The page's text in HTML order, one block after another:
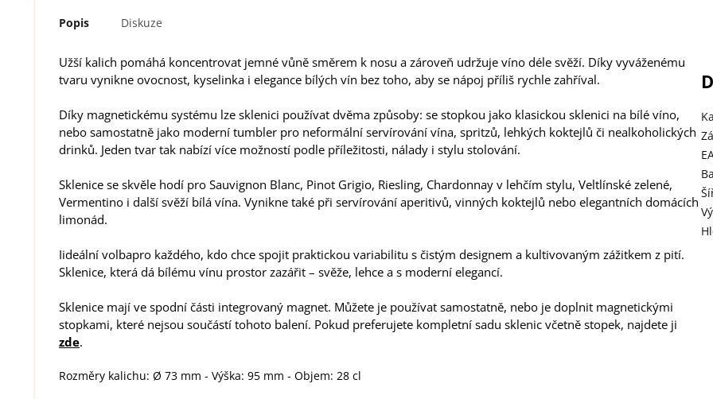
Popis Diskuze
Užší kalich pomáhá koncentrovat jemné vůně směrem k nosu a zároveň udržuje víno déle svěží. Díky vyváženému
tvaru vynikne ovocnost, kyselinka i elegance bílých vín bez toho, aby se nápoj příliš rychle zahříval.
Díky magnetickému systému lze sklenici používat dvěma způsoby: se stopkou jako klasickou sklenici na bílé víno,
nebo samostatně jako moderní tumbler pro neformální servírování vína, spritzů, lehkých koktejlů či nealkoholických
drinků. Jeden tvar tak nabízí více možností podle příležitosti, nálady i stylu stolování.
Sklenice se skvěle hodí pro Sauvignon Blanc, Pinot Grigio, Riesling, Chardonnay v lehčím stylu, Veltlínské zelené,
Vermentino i další svěží bílá vína. Vynikne také při servírování aperitivů, vinných koktejlů nebo elegantních domácích
limonád.
Iideální volbapro každého, kdo chce spojit praktickou variabilitu s čistým designem a kultivovaným zážitkem z pití.
Sklenice, která dá bílému vínu prostor zazářit – svěže, lehce a s moderní elegancí.
Sklenice mají ve spodní části integrovaný magnet. Můžete je používat samostatně, nebo je doplnit magnetickými
stopkami, které nejsou součástí tohoto balení. Pokud preferujete kompletní sadu sklenic včetně stopek, najdete ji
zde.
Rozměry kalichu: Ø 73 mm - Výška: 95 mm - Objem: 28 cl